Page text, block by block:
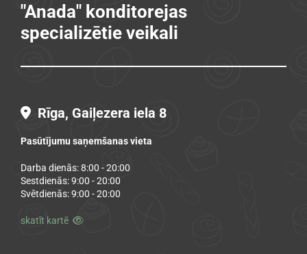
"Anada" konditorejas
specializētie veikali
 Rīga, Gaiļezera iela 8
Pasūtījumu saņemšanas vieta
Darba dienās: 8:00 - 20:00
Sestdienās: 9:00 - 20:00
Svētdienās: 9:00 - 20:00
skatīt kartē 